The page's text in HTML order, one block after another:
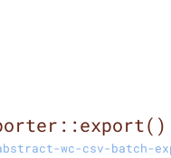
wc-csv-batch-